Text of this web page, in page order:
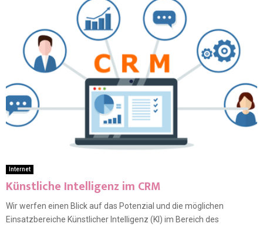
Internet
Künstliche Intelligenz im CRM
Wir werfen einen Blick auf das Potenzial und die möglichen
Einsatzbereiche Künstlicher Intelligenz (KI) im Bereich des